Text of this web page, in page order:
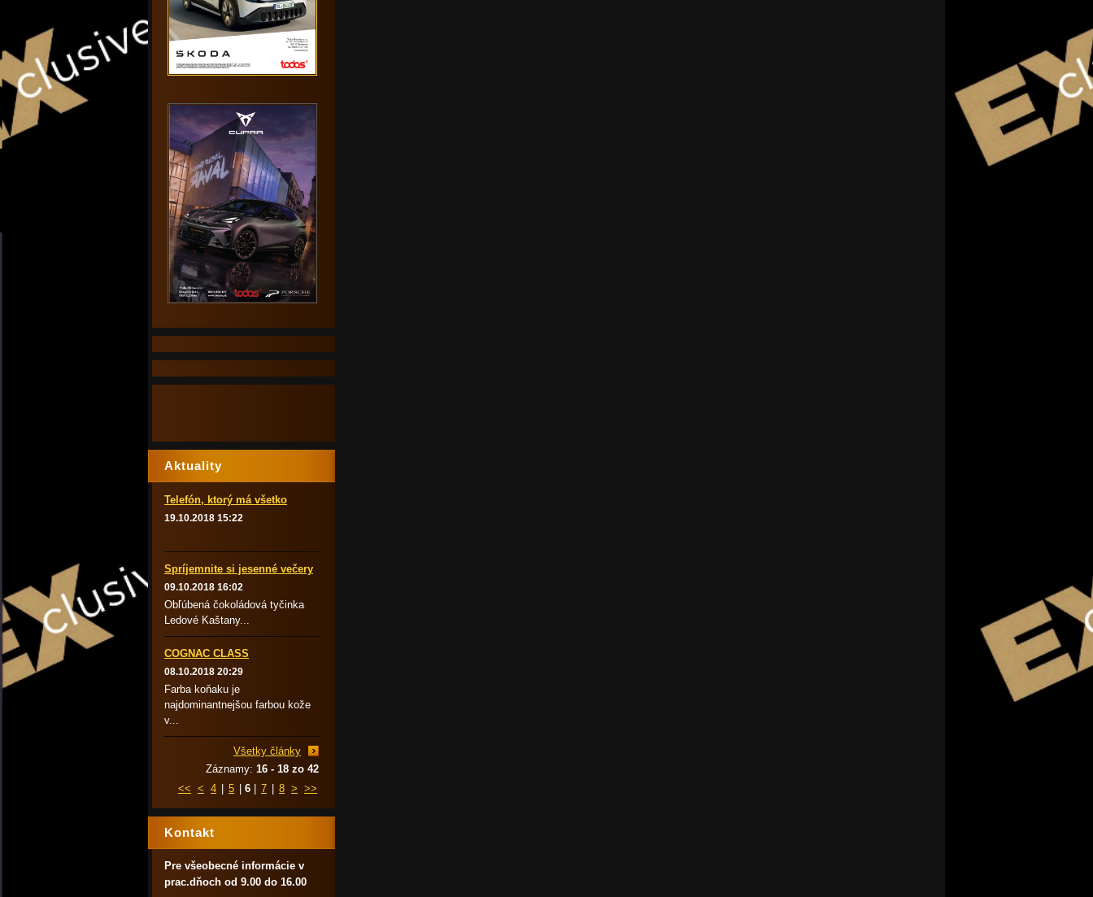
Aktuality
Telefón, ktorý má všetko
19.10.2018 15:22
Spríjemnite si jesenné večery
09.10.2018 16:02
Obľúbená čokoládová tyčinka
Ledové Kaštany...
COGNAC CLASS
08.10.2018 20:29
Farba koňaku je
najdominantnejšou farbou kože
v...
Všetky články
Záznamy: 16 - 18 zo 42
<< < 4 5 6 7 8 > >>
Kontakt
Pre všeobecné informácie v
prac.dňoch od 9.00 do 16.00